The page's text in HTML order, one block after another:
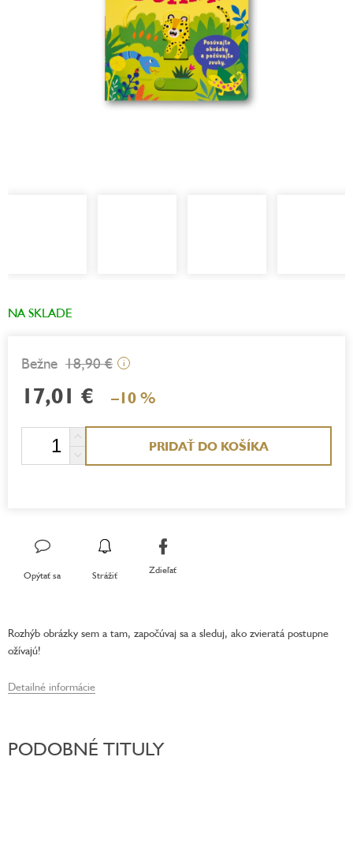
NA SKLADE
18,90 € i
17,01 € –10 %
PRIDAŤ DO KOŠÍKA
Opýtať sa Strážiť Zdieľať
Rozhýb obrázky sem a tam, započúvaj sa a sleduj, ako zvieratá postupne
ožívajú!
Detailné informácie
PODOBNÉ TITULY